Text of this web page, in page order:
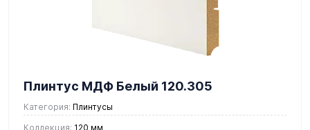
Плинтус МДФ Белый 120.305
Категория: Плинтусы
Коллекция: 120 мм